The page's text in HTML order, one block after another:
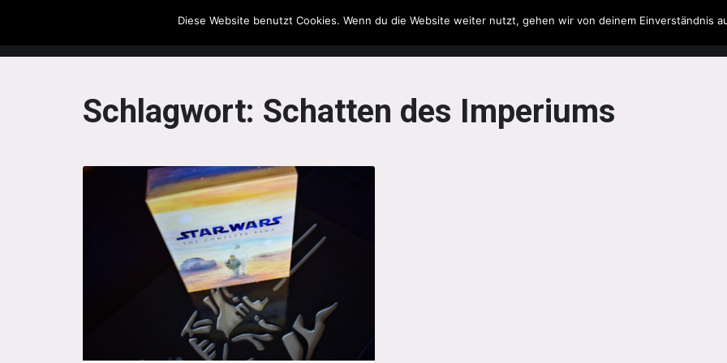
The Howling Men Filme & Serien Musik Spielzeug Literatur
Schlagwort: Schatten des Imperiums
Diese Website benutzt Cookies. Wenn du die Website weiter nutzt, gehen wir von deinem Einverständnis